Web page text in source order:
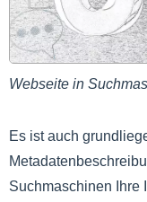
Webseite in
Es ist auch
Suchmaschinen Ihre